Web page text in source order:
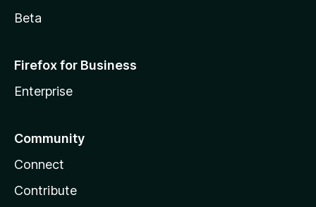
Beta
Firefox for Business
Enterprise
Community
Connect
Contribute